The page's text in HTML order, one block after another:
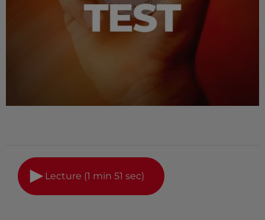
Lecture (1 min 51 sec)